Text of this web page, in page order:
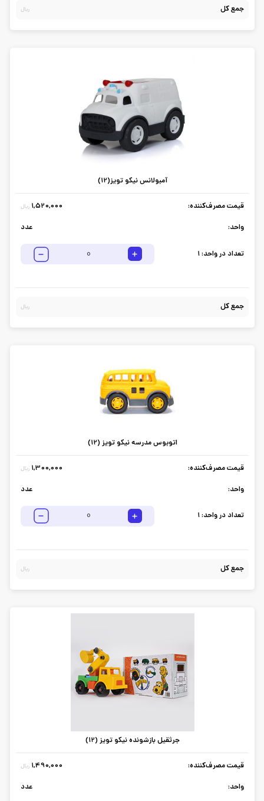
جمع کل ریال
آمبولانس نیکو تویز(12)
قیمت مصرف‌کننده: 1,520,000 ریال
واحد: عدد
تعداد در واحد:1
جمع کل ریال
اتوبوس مدرسه نیکو تویز (12)
قیمت مصرف‌کننده: 1,300,000 ریال
واحد: عدد
تعداد در واحد:1
جمع کل ریال
جرثقیل بازشونده نیکو تویز (12)
قیمت مصرف‌کننده: 1,490,000 ریال
واحد: عدد